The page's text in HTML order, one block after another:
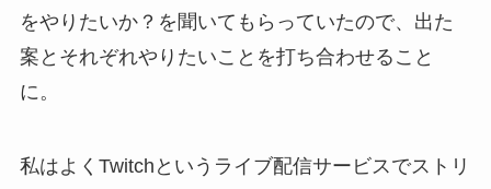
をやりたいか？を聞いてもらっていたので、出た
案とそれぞれやりたいことを打ち合わせること
に。
私はよくTwitchというライブ配信サービスでストリ